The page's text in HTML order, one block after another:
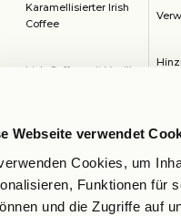
Webseite verwendet
Cookies, um
Funktionen für
und die Zugriffe auf
Karamellisierter Irish
Coffee
Irish Coffee mit Vanille
während sie die
Internationale
Das klassische Rezept für Irish
beeinflusst. In vielen Ländern